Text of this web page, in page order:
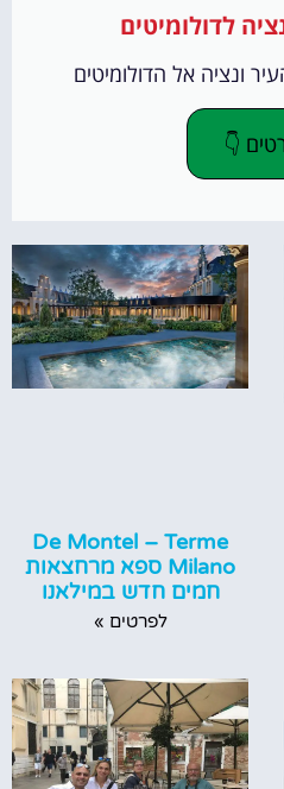
לדולומיטים
ונציה אל הדולומיטים
👇
De Montel – Terme
Milano ספא מרחצאות
חמים חדש במילאנו
לפרטים »